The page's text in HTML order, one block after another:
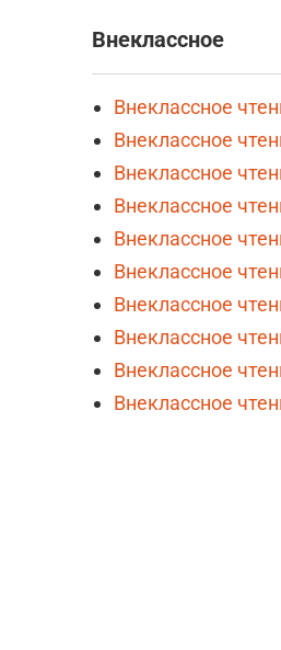
Внеклассное
Внеклассное
Внеклассное
Внеклассное
Внеклассное
Внеклассное
Внеклассное
Внеклассное
Внеклассное
Внеклассное
Внеклассное